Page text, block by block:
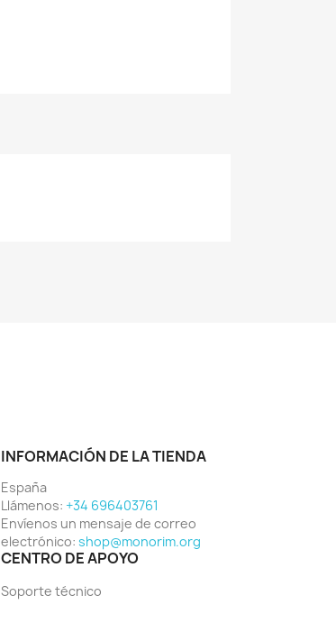
INFORMACIÓN DE LA TIENDA
España
Llámenos: +34 696403761
Envíenos un mensaje de correo
electrónico: shop@monorim.org
CENTRO DE APOYO
Soporte técnico